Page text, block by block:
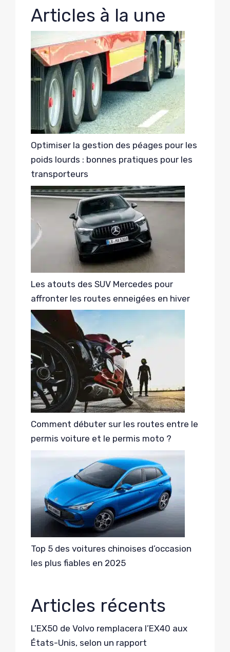
Articles à la une
Optimiser la gestion des péages pour les
poids lourds : bonnes pratiques pour les
transporteurs
Les atouts des SUV Mercedes pour
affronter les routes enneigées en hiver
Comment débuter sur les routes entre le
permis voiture et le permis moto ?
Top 5 des voitures chinoises d’occasion
les plus fiables en 2025
Articles récents
L’EX50 de Volvo remplacera l’EX40 aux
États-Unis, selon un rapport